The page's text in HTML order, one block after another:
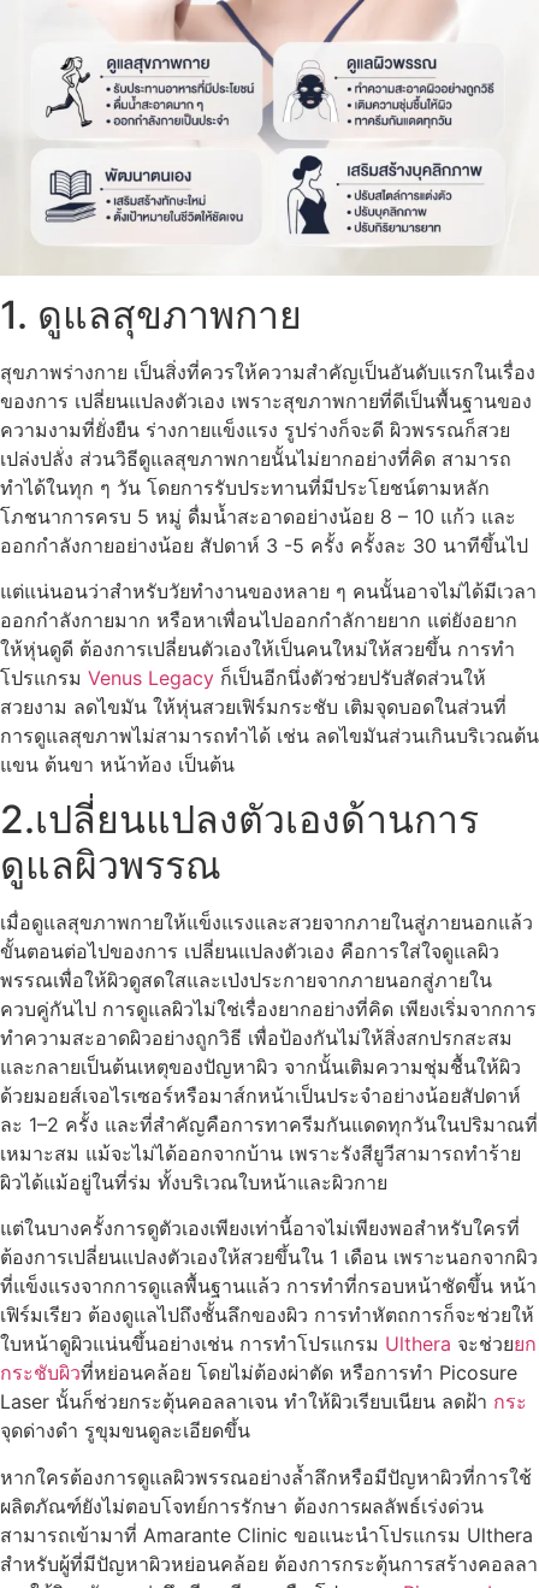
1. ดูแลสุขภาพกาย
สุขภาพร่างกาย เป็นสิ่งที่ควรให้ความสำคัญเป็นอันดับแรกในเรื่อง
ของการ เปลี่ยนแปลงตัวเอง เพราะสุขภาพกายที่ดีเป็นพื้นฐานของ
ความงามที่ยั่งยืน ร่างกายแข็งแรง รูปร่างก็จะดี ผิวพรรณก็สวย
เปล่งปลั่ง ส่วนวิธีดูแลสุขภาพกายนั้นไม่ยากอย่างที่คิด สามารถ
ทำได้ในทุก ๆ วัน โดยการรับประทานที่มีประโยชน์ตามหลัก
โภชนาการครบ 5 หมู่ ดื่มน้ำสะอาดอย่างน้อย 8 – 10 แก้ว และ
ออกกำลังกายอย่างน้อย สัปดาห์ 3 -5 ครั้ง ครั้งละ 30 นาทีขึ้นไป
แต่แน่นอนว่าสำหรับวัยทำงานของหลาย ๆ คนนั้นอาจไม่ได้มีเวลา
ออกกำลังกายมาก หรือหาเพื่อนไปออกกำลักายยาก แต่ยังอยาก
ให้หุ่นดูดี ต้องการเปลี่ยนตัวเองให้เป็นคนใหม่ให้สวยขึ้น การทำ
โปรแกรม Venus Legacy ก็เป็นอีกนึ่งตัวช่วยปรับสัดส่วนให้
สวยงาม ลดไขมัน ให้หุ่นสวยเฟิร์มกระชับ เติมจุดบอดในส่วนที่
การดูแลสุขภาพไม่สามารถทำได้ เช่น ลดไขมันส่วนเกินบริเวณต้น
แขน ต้นขา หน้าท้อง เป็นต้น
2.เปลี่ยนแปลงตัวเองด้านการ
ดูแลผิวพรรณ
เมื่อดูแลสุขภาพกายให้แข็งแรงและสวยจากภายในสู่ภายนอกแล้ว
ขั้นตอนต่อไปของการ เปลี่ยนแปลงตัวเอง คือการใส่ใจดูแลผิว
พรรณเพื่อให้ผิวดูสดใสและเป่งประกายจากภายนอกสู่ภายใน
ควบคู่กันไป การดูแลผิวไม่ใช่เรื่องยากอย่างที่คิด เพียงเริ่มจากการ
ทำความสะอาดผิวอย่างถูกวิธี เพื่อป้องกันไม่ให้สิ่งสกปรกสะสม
และกลายเป็นต้นเหตุของปัญหาผิว จากนั้นเติมความชุ่มชื้นให้ผิว
ด้วยมอยส์เจอไรเซอร์หรือมาส์กหน้าเป็นประจำอย่างน้อยสัปดาห์
ละ 1–2 ครั้ง และที่สำคัญคือการทาครีมกันแดดทุกวันในปริมาณที่
เหมาะสม แม้จะไม่ได้ออกจากบ้าน เพราะรังสียูวีสามารถทำร้าย
ผิวได้แม้อยู่ในที่ร่ม ทั้งบริเวณใบหน้าและผิวกาย
แต่ในบางครั้งการดูตัวเองเพียงเท่านี้อาจไม่เพียงพอสำหรับใครที่
ต้องการเปลี่ยนแปลงตัวเองให้สวยขึ้นใน 1 เดือน เพราะนอกจากผิว
ที่แข็งแรงจากการดูแลพื้นฐานแล้ว การทำที่กรอบหน้าชัดขึ้น หน้า
เฟิร์มเรียว ต้องดูแลไปถึงชั้นลึกของผิว การทำหัตถการก็จะช่วยให้
ใบหน้าดูผิวแน่นขึ้นอย่างเช่น การทำโปรแกรม Ulthera จะช่วยยก
กระชับผิวที่หย่อนคล้อย โดยไม่ต้องผ่าตัด หรือการทำ Picosure
Laser นั้นก็ช่วยกระตุ้นคอลลาเจน ทำให้ผิวเรียบเนียน ลดฝ้า กระ
จุดด่างดำ รูขุมขนดูละเอียดขึ้น
หากใครต้องการดูแลผิวพรรณอย่างล้ำลึกหรือมีปัญหาผิวที่การใช้
ผลิตภัณฑ์ยังไม่ตอบโจทย์การรักษา ต้องการผลลัพธ์เร่งด่วน
สามารถเข้ามาที่ Amarante Clinic ขอแนะนำโปรแกรม Ulthera
สำหรับผู้ที่มีปัญหาผิวหย่อนคล้อย ต้องการกระตุ้นการสร้างคอลลา